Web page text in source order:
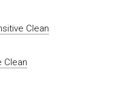
Clean